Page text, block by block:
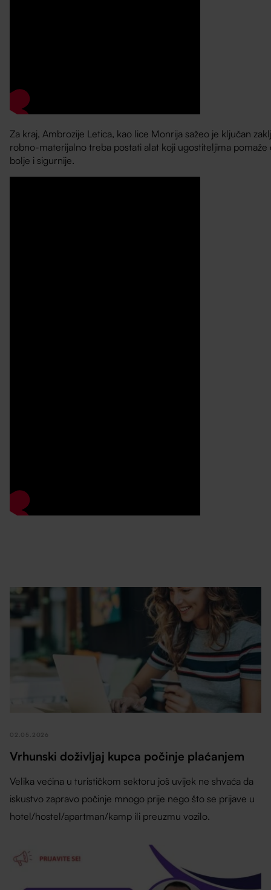
Za kraj, Ambrozije Letica, kao lice Monrija sažeo je ključan
robno-materijalno treba postati alat koji ugostiteljima pomaže
bolje i sigurnije.
02.05.2026
Vrhunski doživljaj kupca počinje plaćanjem
Velika većina u turističkom sektoru još uvijek ne shvaća da
iskustvo zapravo počinje mnogo prije nego što se prijave u
hotel/hostel/apartman/kamp ili preuzmu vozilo.